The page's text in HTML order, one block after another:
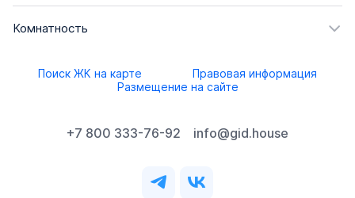
Комнатность
Поиск ЖК на карте
Правовая информация
Размещение на сайте
+7 800 333-76-92 info@gid.house